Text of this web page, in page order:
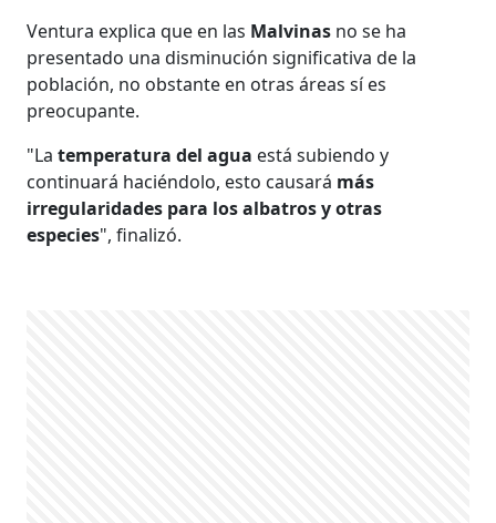
Ventura explica que en las Malvinas no se ha
presentado una disminución significativa de la
población, no obstante en otras áreas sí es
preocupante.
"Latemperatura del agua está subiendo y
continuará haciéndolo, esto causará más
irregularidades para los albatros y otras
especies", finalizó.